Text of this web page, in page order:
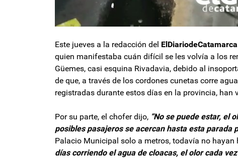
Este jueves a la redacción del
quien manifestaba cuán difícil se les volvía a los
Güemes, casi esquina Rivadavia, debido al
de que, a través de los cordones cunetas corre
registradas durante estos días en la provincia, han
Por su parte, el chofer dijo, “No se puede estar, el
posibles pasajeros se acercan hasta esta parada
Palacio Municipal solo a metros, todavía no
días corriendo el agua de cloacas, el olor cada